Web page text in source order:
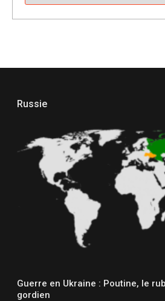
Russie
Guerre en Ukraine : Poutine, le
gordien